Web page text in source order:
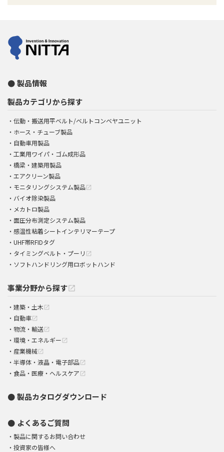
製品情報
製品カテゴリから探す
伝動・搬送用平ベルト/ベルトコンベヤユニット
ホース・チューブ製品
自動車用製品
工業用ワイパ・ゴム成形品
橋梁・建築用製品
エアクリーン製品
モニタリングシステム製品 open_in_new
バイオ除染製品
メカトロ製品
面圧分布測定システム製品
感温性粘着シートインテリマーテープ
UHF帯RFIDタグ
タイミングベルト・プーリ open_in_new
ソフトハンドリング用ロボットハンド
事業分野から探すopen_in_new
建築・土木 open_in_new
自動車 open_in_new
物流・輸送 open_in_new
環境・エネルギー open_in_new
産業機械 open_in_new
半導体・液晶・電子部品 open_in_new
食品・医療・ヘルスケア open_in_new
製品カタログダウンロード
よくあるご質問
製品に関するお問い合わせ
投資家の皆様へ